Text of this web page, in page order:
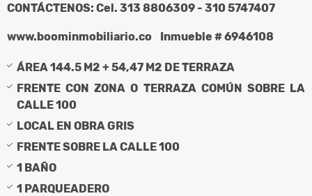
CONTÁCTENOS: Cel. 313 8806309 - 310 5747407
www.boominmobiliario.co Inmueble # 6946108
ÁREA 144.5 M2 + 54,47 M2 DE TERRAZA
FRENTE CON ZONA O TERRAZA COMÚN SOBRE LA
CALLE 100
LOCAL EN OBRA GRIS
FRENTE SOBRE LA CALLE 100
1 BAÑO
1 PARQUEADERO